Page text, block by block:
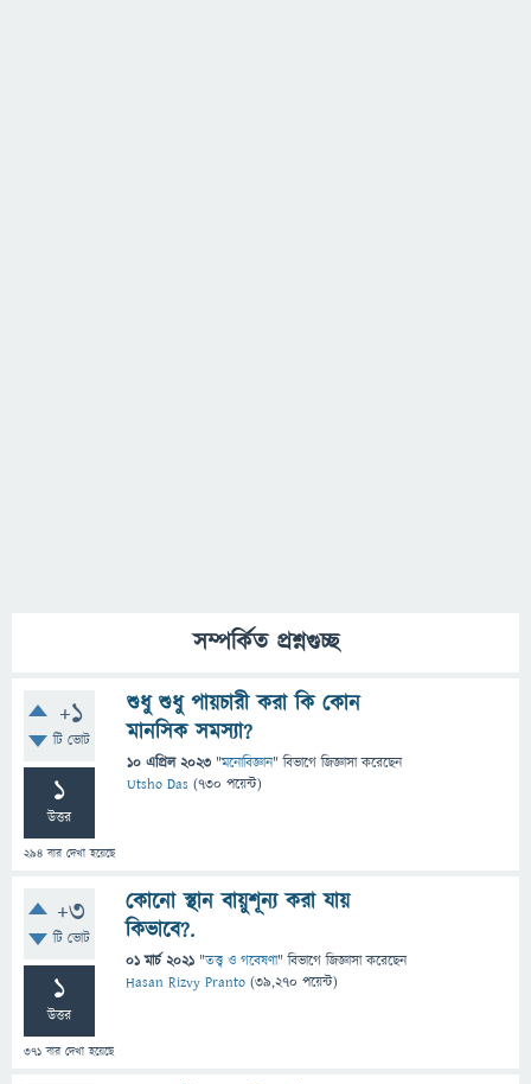
সম্পর্কিত প্রশ্নগুচ্ছ
+1
টি ভোট
1
উত্তর
294 বার দেখা হয়েছে
শুধু শুধু পায়চারী করা কি কোন
মানসিক সমস্যা?
10 এপ্রিল 2023 "মনোবিজ্ঞান" বিভাগে জিজ্ঞাসাকরেছেন
Utsho Das (730 পয়েন্ট)
+3
টি ভোট
1
উত্তর
371 বার দেখা হয়েছে
কোনো স্থান বায়ুশূন্য করা যায়
কিভাবে?.
01 মার্চ 2021 "তত্ত্ব ও গবেষণা" বিভাগে জিজ্ঞাসাকরেছেন
Hasan Rizvy Pranto (39,270 পয়েন্ট)